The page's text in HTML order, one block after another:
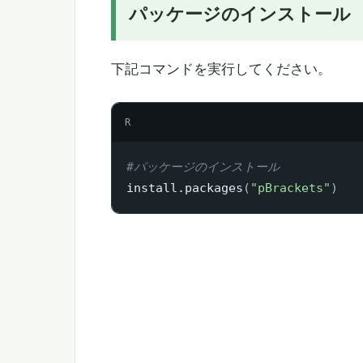
パッケージのインストール
下記コマンドを実行してください。
R
#パッケージのインストール
install.packages ( "pBrackets" )